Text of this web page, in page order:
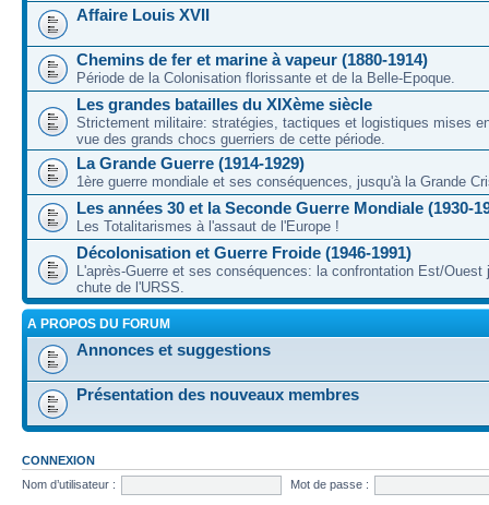
Affaire Louis XVII
Chemins de fer et marine à vapeur (1880-1914)
Période de la Colonisation florissante et de la Belle-Epoque.
Les grandes batailles du XIXème siècle
Strictement militaire: stratégies, tactiques et logistiques mises
vue des grands chocs guerriers de cette période.
La Grande Guerre (1914-1929)
1ère guerre mondiale et ses conséquences, jusqu'à la Grande
Les années 30 et la Seconde Guerre Mondiale (1930-
Les Totalitarismes à l'assaut de l'Europe !
Décolonisation et Guerre Froide (1946-1991)
L'après-Guerre et ses conséquences: la confrontation Est/Ouest
chute de l'URSS.
A PROPOS DU FORUM
Annonces et suggestions
Présentation des nouveaux membres
CONNEXION
Nom d’utilisateur :
Mot de passe :